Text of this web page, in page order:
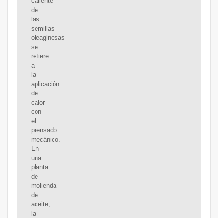
de
las
semillas
oleaginosas
se
refiere
a
la
aplicación
de
calor
con
el
prensado
mecánico.
En
una
planta
de
molienda
de
aceite,
la